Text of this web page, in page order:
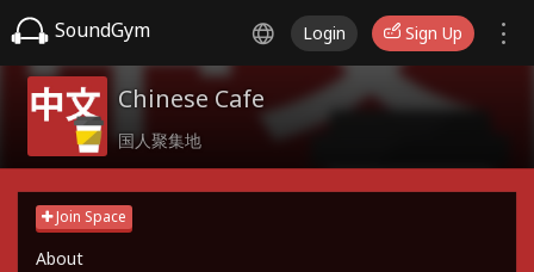
SoundGym Login Sign Up
Chinese Cafe
国人聚集地
Join Space
About